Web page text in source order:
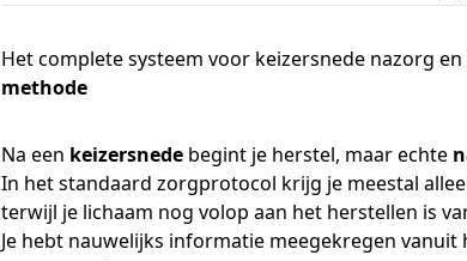
Het complete systeem voor keizersnede nazorg
methode
Na een keizersnede begint je herstel, maar echte
In het standaard zorgprotocol krijg je meestal
terwijl je lichaam nog volop aan het herstellen is
Je hebt nauwelijks informatie meegekregen